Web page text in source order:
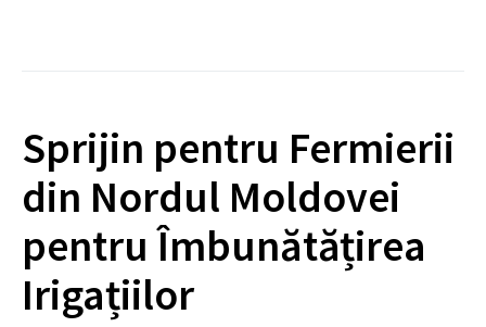
Sprijin pentru Fermierii
din Nordul Moldovei
pentru Îmbunătățirea
Irigațiilor